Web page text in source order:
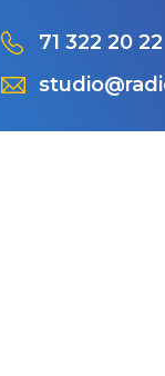
71 322 20 22